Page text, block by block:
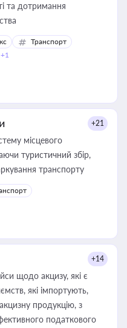
та дотримання
Транспорт
+1
+21
місцевого
туристичний збір,
плату за земельні ділянки, за паркування транспорту
+14
щодо акцизу, які є
які імпортують,
продукцію, з
податкового